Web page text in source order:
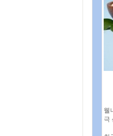
웰
극